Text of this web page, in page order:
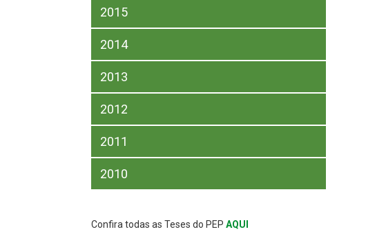
2015
2014
2013
2012
2011
2010
Confira todas as Teses do PEP AQUI